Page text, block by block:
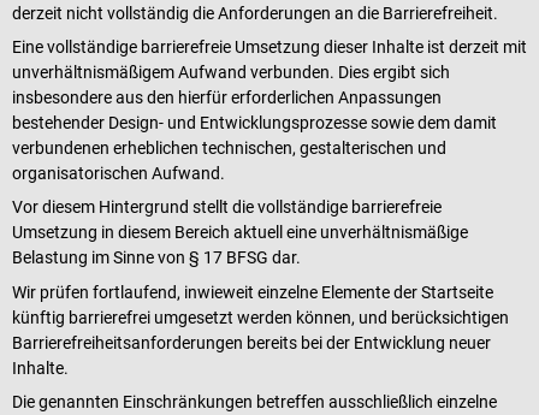
derzeit nicht vollständig die Anforderungen an die Barrierefreiheit.
Eine vollständige barrierefreie Umsetzung dieser Inhalte ist derzeit mit
unverhältnismäßigem Aufwand verbunden. Dies ergibt sich
insbesondere aus den hierfür erforderlichen Anpassungen
bestehender Design- und Entwicklungsprozesse sowie dem damit
verbundenen erheblichen technischen, gestalterischen und
organisatorischen Aufwand.
Vor diesem Hintergrund stellt die vollständige barrierefreie
Umsetzung in diesem Bereich aktuell eine unverhältnismäßige
Belastung im Sinne von § 17 BFSG dar.
Wir prüfen fortlaufend, inwieweit einzelne Elemente der Startseite
künftig barrierefrei umgesetzt werden können, und berücksichtigen
Barrierefreiheitsanforderungen bereits bei der Entwicklung neuer
Inhalte.
Die genannten Einschränkungen betreffen ausschließlich einzelne